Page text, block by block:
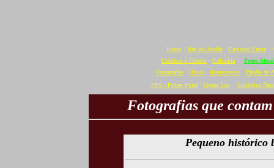
Home · Baú do Jordão · Camargo Freire ·
Crônicas e Contos · Culinária · Fotos
Fotografias · Hinos · Homenagens · Papéis de
PPS - Power Point· Quem Sou· Símbolos
Fotografias que
Pequeno